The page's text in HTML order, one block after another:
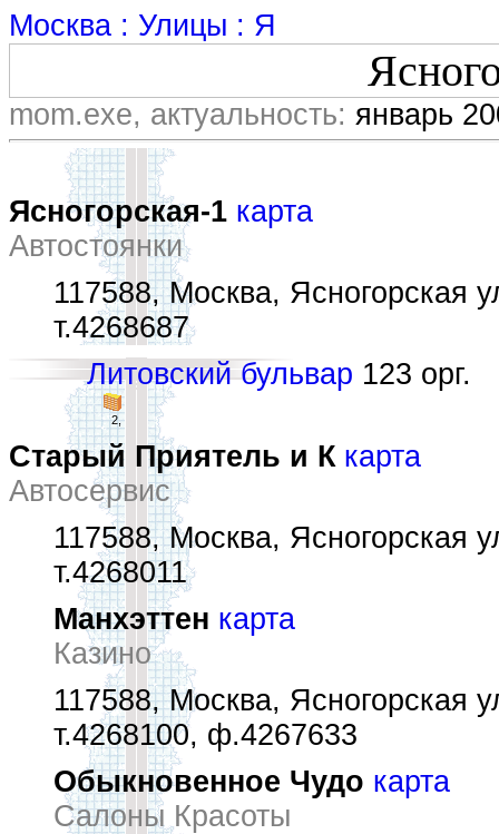
Москва : Улицы : Я
mom.exe, актуальность: январь
Ясногорская-1 карта
Автостоянки
117588, Москва, Ясногорская
т.4268687
Литовский бульвар 123 орг.
2,
Старый Приятель и К карта
Автосервис
117588, Москва, Ясногорская
т.4268011
Манхэттен карта
Казино
117588, Москва, Ясногорская
т.4268100, ф.4267633
Обыкновенное Чудо карта
Салоны Красоты